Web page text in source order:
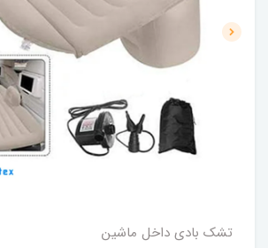
تشک بادی داخل ماشین